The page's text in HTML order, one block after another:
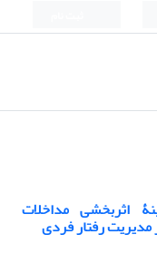
اثربخشی مداخلات
مدیریت رفتار فردی